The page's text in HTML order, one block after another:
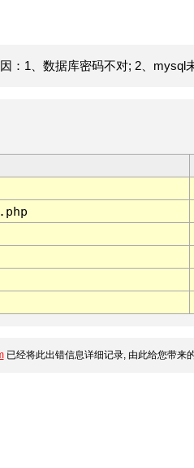
：1、数据库密码不对; 2、mysql
已经将此出错信息详细记录, 由此给您带来